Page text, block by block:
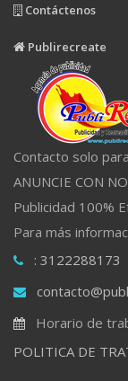
Contáctenos
Publirecreate
Contacto solo
ANUNCIE CON
Publicidad 100%
Para más
: 3122288173
Horario de
POLITICA DE